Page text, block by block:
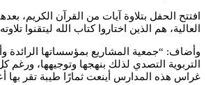
افتتح الحفل بتلاوة آيات من القرآن
العالية، هم الذين اختاروا كتاب الله
وأضاف: “جمعية المشاريع بمؤسساتها الرائدة
التربوية التصدي لذلك بنهجها وتوجيهها،
غراس هذه المدارس أينعت ثمارًا طيبة تقر بها